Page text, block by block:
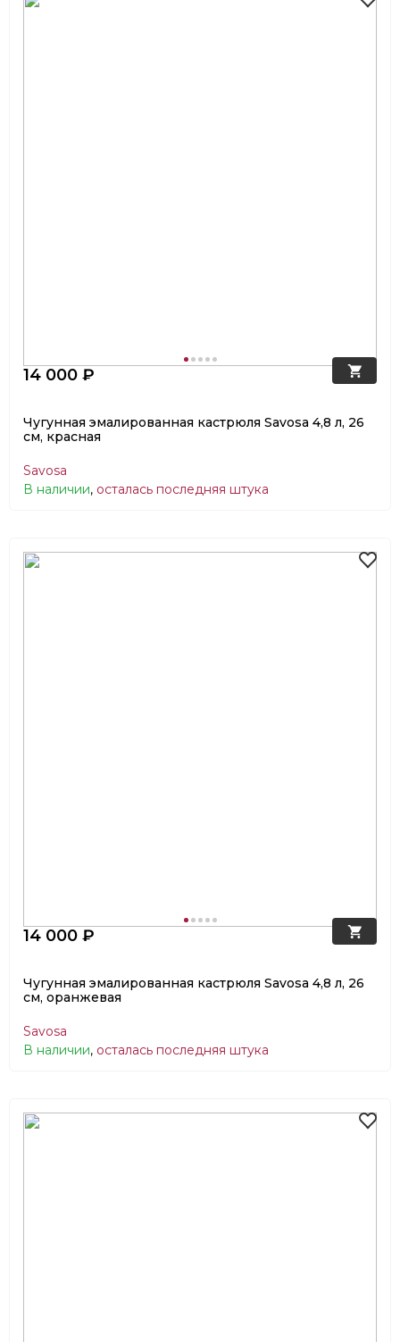
14 000 ₽
Чугунная эмалированная кастрюля Savosa 4,8 л, 26
см, красная
Savosa
В наличии, осталась последняя штука
14 000 ₽
Чугунная эмалированная кастрюля Savosa 4,8 л, 26
см, оранжевая
Savosa
В наличии, осталась последняя штука